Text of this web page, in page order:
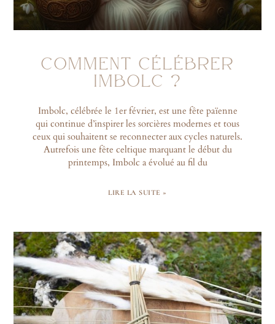
COMMENT CÉLÉBRER
IMBOLC ?
Imbolc, célébrée le 1er février, est une fête païenne
qui continue d’inspirer les sorcières modernes et tous
ceux qui souhaitent se reconnecter aux cycles naturels.
Autrefois une fête celtique marquant le début du
printemps, Imbolc a évolué au fil du
LIRE LA SUITE »